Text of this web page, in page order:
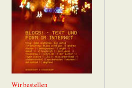
Wir bestellen